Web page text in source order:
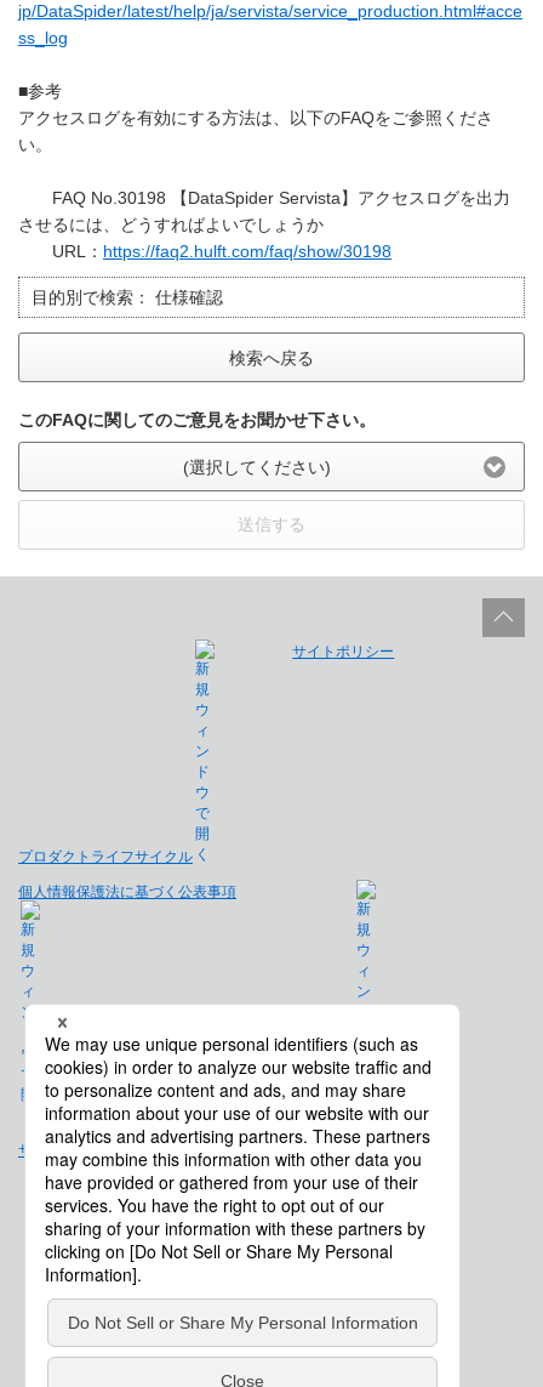
jp/DataSpider/latest/help/ja/servista/service_production.html#acce
ss_log
■参考
アクセスログを有効にする方法は、以下のFAQをご参照くださ
い。
FAQ No.30198 【DataSpider Servista】アクセスログを出力
させるには、どうすればよいでしょうか
URL： https://faq2.hulft.com/faq/show/30198
目的別で検索： 仕様確認
検索へ戻る
このFAQに関してのご意見をお聞かせ下さい。
(選択してください)
送信する
プロダクトライフサイクル
サイトポリシー
個人情報保護法に基づく公表事項
免責事項
サイトマップ
会社概要